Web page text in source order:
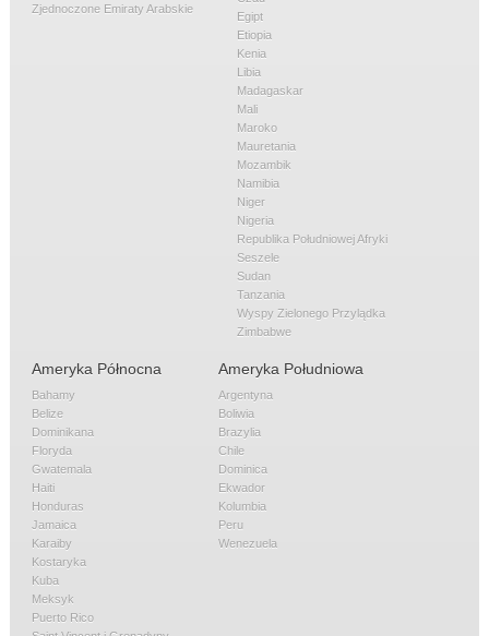
Zjednoczone Emiraty Arabskie
Egipt
Etiopia
Kenia
Libia
Madagaskar
Mali
Maroko
Mauretania
Mozambik
Namibia
Niger
Nigeria
Republika Południowej Afryki
Seszele
Sudan
Tanzania
Wyspy Zielonego Przylądka
Zimbabwe
Ameryka Północna
Bahamy
Belize
Dominikana
Floryda
Gwatemala
Haiti
Honduras
Jamaica
Karaiby
Kostaryka
Kuba
Meksyk
Puerto Rico
Ameryka Południowa
Argentyna
Boliwia
Brazylia
Chile
Dominica
Ekwador
Kolumbia
Peru
Wenezuela